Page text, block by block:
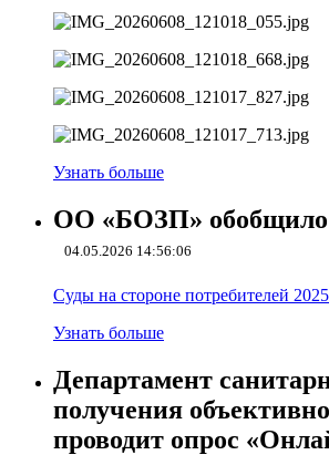
Узнать больше
ОО «БОЗП» обобщило
04.05.2026 14:56:06
Cуды на стороне потребителей
Узнать больше
Департамент
получения
проводит опрос